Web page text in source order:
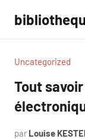
contenu
Uncategorized
Tout
par Louise